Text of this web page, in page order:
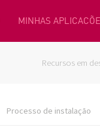
MINHAS
Recursos em
Processo de instalação